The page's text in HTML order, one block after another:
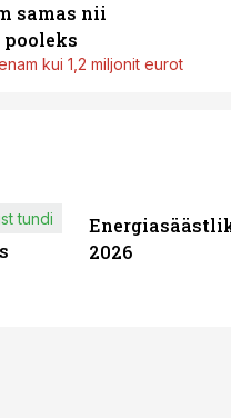
samas nii
kui 1,2 miljonit eurot
tundi
2026